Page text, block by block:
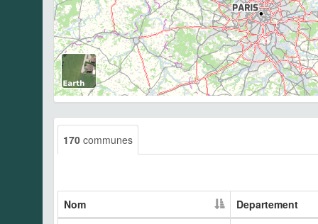
170 communes
Nom
Departement